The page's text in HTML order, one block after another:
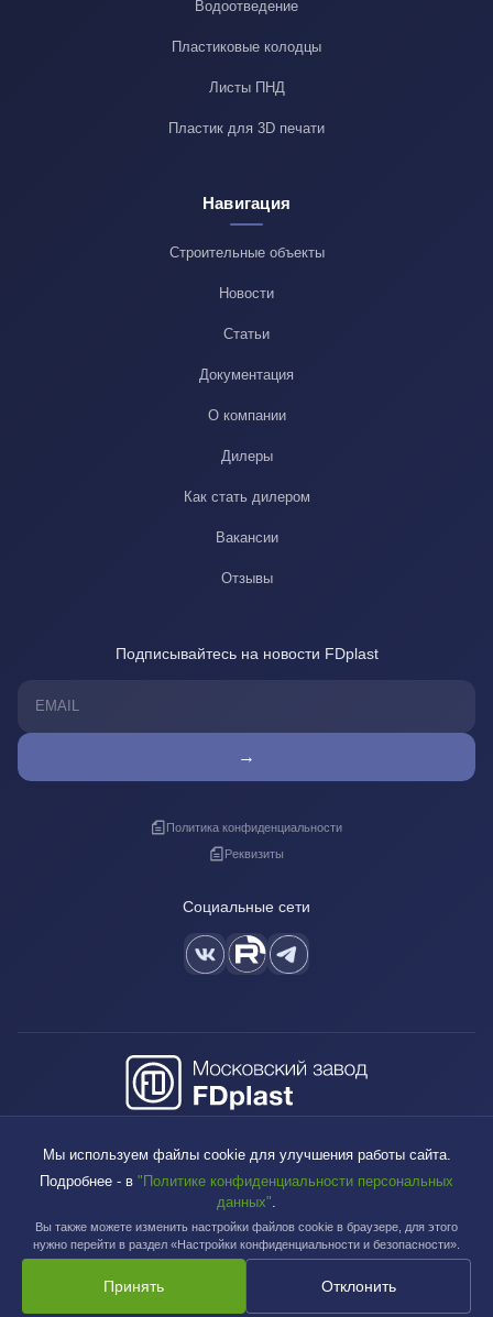
Водоотведение
Пластиковые колодцы
Листы ПНД
Пластик для 3D печати
Навигация
Строительные объекты
Новости
Статьи
Документация
О компании
Дилеры
Как стать дилером
Вакансии
Отзывы
Подписывайтесь на новости FDplast
→
Политика конфиденциальности
Реквизиты
Социальные сети
sales@fdplast.ru
140050, Московская обл., пос. Красково, ул. Карла Маркса, д. 117Б
Мы используем файлы cookie для улучшения работы сайта.
Подробнее - в "Политике конфиденциальности персональных
данных".
Вы также можете изменить настройки файлов cookie в браузере, для этого
нужно перейти в раздел «Настройки конфиденциальности и безопасности».
Принять Отклонить